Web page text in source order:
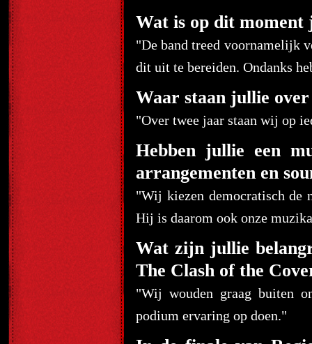
Wat is op dit moment
"De band treed voornamelijk
dit uit te bereiden. Ondanks
Waar staan jullie
"Over twee jaar staan wij op
Hebben jullie een
arrangementen en
"Wij kiezen democratisch de
Hij is daarom ook onze
Wat zijn jullie
The Clash of the
"Wij wouden graag buiten
podium ervaring op doen."